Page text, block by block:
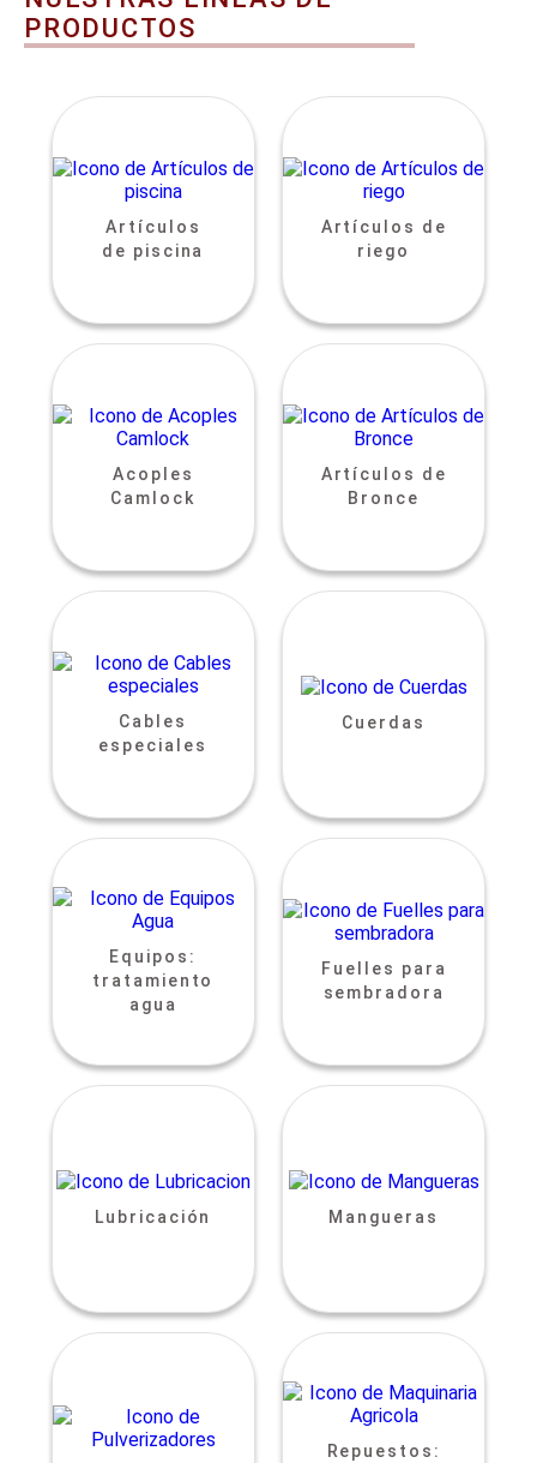
PRODUCTOS
Artículos
de piscina
Artículos de
riego
Acoples
Camlock
Artículos de
Bronce
Cables
especiales
Cuerdas
Equipos:
tratamiento
agua
Fuelles para
sembradora
Lubricación Mangueras
Repuestos: